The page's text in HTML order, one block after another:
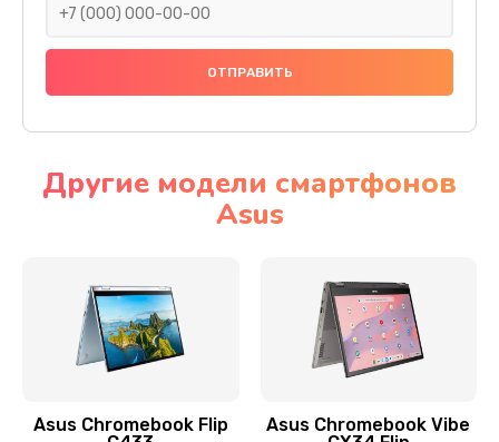
Сбор/Разбор
Чистка динамика и микрофонов (с разбором)
Замена кнопки Home (домой)
Заказать
Другие модели смартфонов
Asus
Asus Chromebook Flip
Asus Chromebook Vibe